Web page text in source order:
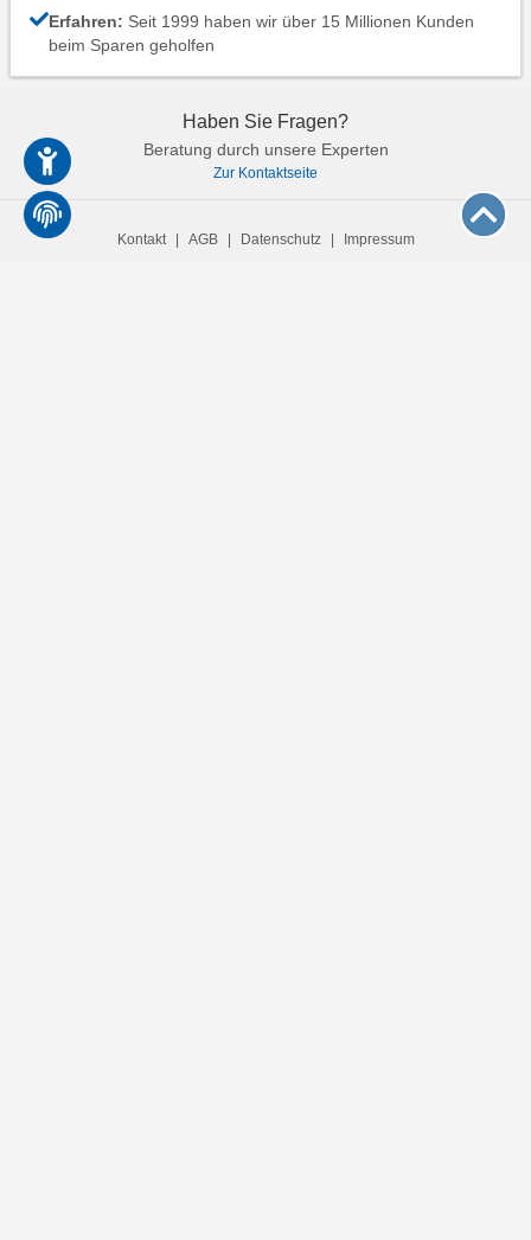
Erfahren:Seit 1999 haben wir über 15 Millionen Kunden
Haben Sie Fragen?
Beratung durch unsere Experten